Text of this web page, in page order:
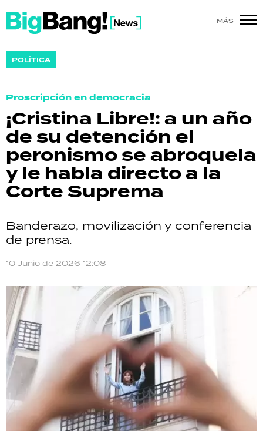
MÁS
POLÍTICA
Proscripción en democracia
¡Cristina Libre!: a un año
de su detención el
peronismo se abroquela
y le habla directo a la
Corte Suprema
Banderazo, movilización y conferencia
de prensa.
10 Junio de 2026 12:08
SHOW
ACTUALIDAD
POLICIALES
ECONOMÍA
GRAN HERMANO
SALUD
DEPORTES
TECNOLOGÍA
RECETAS
PALABRAS
HORÓSCOPO
Seguinos